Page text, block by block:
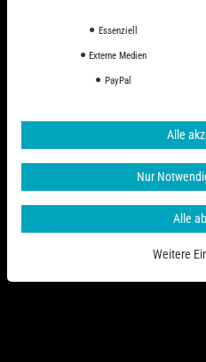
Alle Preise inkl. ges. MwSt. zzgl.
© 2006 - 2026 PHD-24 / Alle Rechte
Essenziell
Externe Medien
PayPal
Alle
Nur
Alle
Weitere